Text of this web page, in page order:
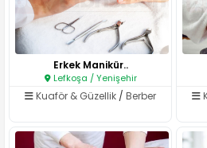
Erkek Manikür..
Lefkoşa / Yenişehir
Kuaför & Güzellik / Berber